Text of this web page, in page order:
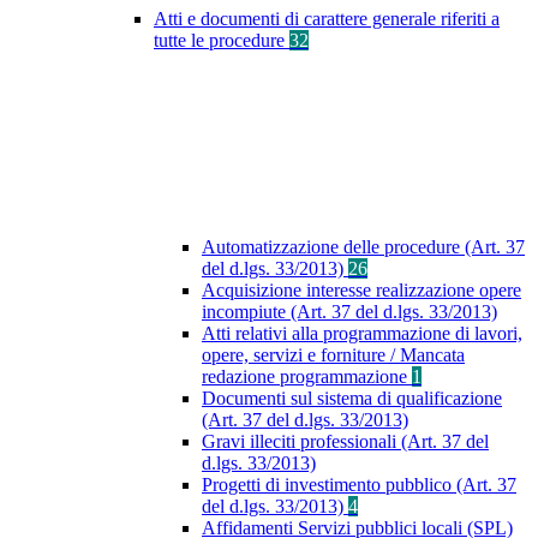
Atti e documenti di carattere generale riferiti a
tutte le procedure 32
Automatizzazione delle procedure (Art. 37
del d.lgs. 33/2013) 26
Acquisizione interesse realizzazione opere
incompiute (Art. 37 del d.lgs. 33/2013)
Atti relativi alla programmazione di lavori,
opere, servizi e forniture / Mancata
redazione programmazione 1
Documenti sul sistema di qualificazione
(Art. 37 del d.lgs. 33/2013)
Gravi illeciti professionali (Art. 37 del
d.lgs. 33/2013)
Progetti di investimento pubblico (Art. 37
del d.lgs. 33/2013) 4
Affidamenti Servizi pubblici locali (SPL)